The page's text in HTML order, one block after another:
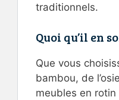
traditionnels.
Quoi qu’il en
Que vous
bambou, de
meubles en